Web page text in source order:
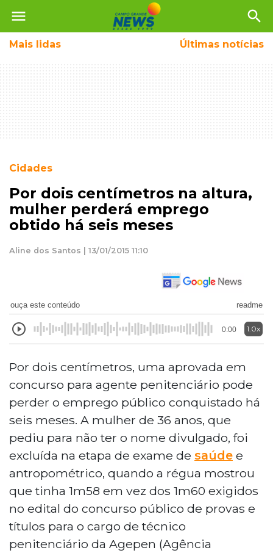
menu search
Mais lidas Últimas notícias
Cidades
Por dois centímetros na altura,
mulher perderá emprego
obtido há seis meses
Aline dos Santos | 13/01/2015 11:10
ouça este conteúdo readme
0:00 1.0x
Por dois centímetros, uma aprovada em
concurso para agente penitenciário pode
perder o emprego público conquistado há
seis meses. A mulher de 36 anos, que
pediu para não ter o nome divulgado, foi
excluída na etapa de exame de saúde e
antropométrico, quando a régua mostrou
que tinha 1m58 em vez dos 1m60 exigidos
no edital do concurso público de provas e
títulos para o cargo de técnico
penitenciário da Agepen (Agência